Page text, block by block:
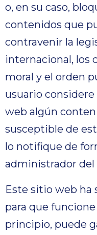
o, en su caso,
contenidos que
contravenir la
internacional, los
moral y el orden
usuario
web algún
susceptible de
lo notifique de
administrador del
Este sitio web ha
para que
principio, puede